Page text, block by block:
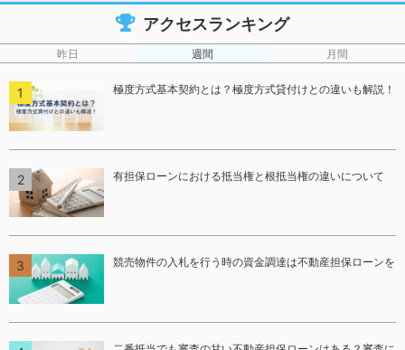
アクセスランキング
昨日 週間 月間
極度方式基本契約とは？極度方式貸付けとの違いも解説！
有担保ローンにおける抵当権と根抵当権の違いについて
競売物件の入札を行う時の資金調達は不動産担保ローンを